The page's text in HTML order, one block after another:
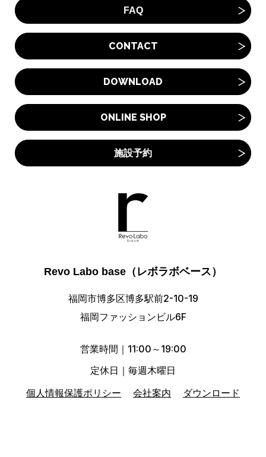
FAQ
CONTACT
DOWNLOAD
ONLINE SHOP
施設予約
Revo Labo base（レボラボベース）
福岡市博多区博多駅前2-10-19
福岡ファッションビル6F
営業時間｜11:00～19:00
定休日｜毎週木曜日
個人情報保護ポリシー
会社案内 ダウンロード